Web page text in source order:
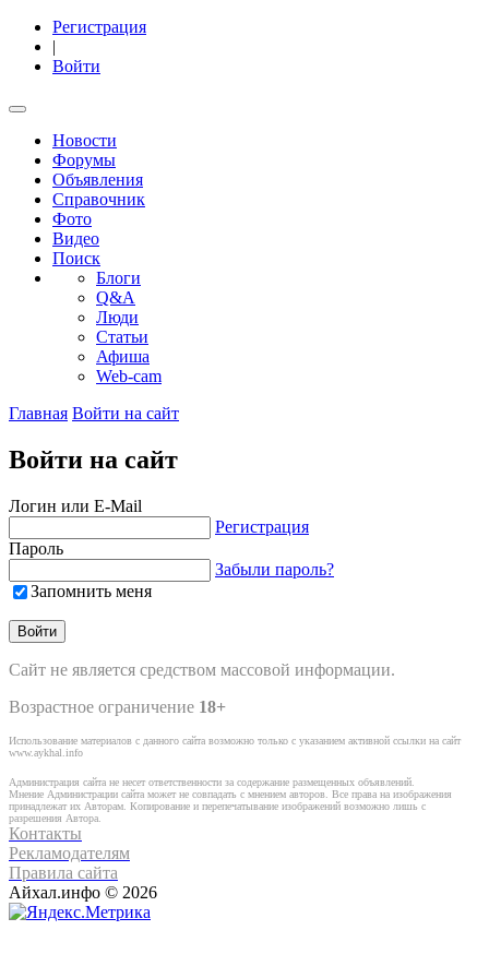
Регистрация
|
Войти
Новости
Форумы
Объявления
Справочник
Фото
Видео
Поиск
Блоги
Q&A
Люди
Статьи
Афиша
Web-cam
Главная Войти на сайт
Войти на сайт
Логин или E-Mail
Регистрация
Пароль
Забыли пароль?
Запомнить меня
Сайт не является средством массовой информации.
Возрастное ограничение 18+
Использование материалов с данного сайта возможно только с указанием активной ссылки на сайт
www.aykhal.info
Администрация сайта не несет ответственности за содержание размещенных объявлений.
Мнение Администрации сайта может не совпадать с мнением авторов. Все права на изображения
принадлежат их Авторам. Копирование и перепечатывание изображений возможно лишь с
разрешения Автора.
Контакты
Рекламодателям
Правила сайта
Айхал.инфо © 2026